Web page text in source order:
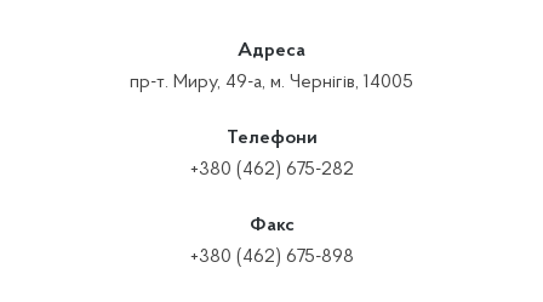
Адреса
пр-т. Миру, 49-а, м. Чернігів, 14005
Телефони
+380 (462) 675-282
Факс
+380 (462) 675-898